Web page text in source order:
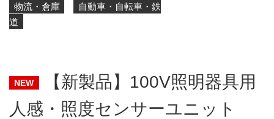
物流・倉庫
自動車・自転車・鉄
道
NEW
【新製品】100V照明器具用
人感・照度センサーユニット